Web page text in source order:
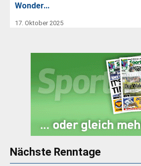
Wonder…
17. Oktober 2025
Nächste Renntage